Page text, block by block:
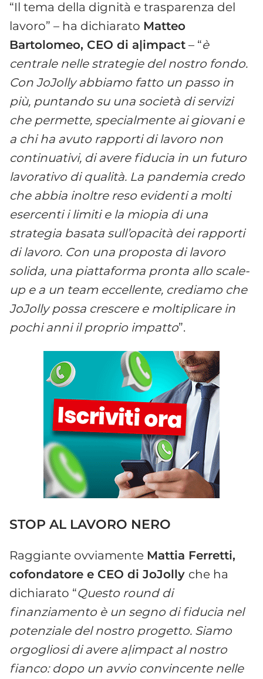
“Il tema della dignità e trasparenza del
lavoro” – ha dichiarato Matteo
Bartolomeo, CEO di a|impact – “è
centrale nelle strategie del nostro fondo.
Con JoJolly abbiamo fatto un passo in
più, puntando su una società di servizi
che permette, specialmente ai giovani e
a chi ha avuto rapporti di lavoro non
continuativi, di avere fiducia in un futuro
lavorativo di qualità. La pandemia credo
che abbia inoltre reso evidenti a molti
esercenti i limiti e la miopia di una
strategia basata sull’opacità dei rapporti
di lavoro. Con una proposta di lavoro
solida, una piattaforma pronta allo scale-
up e a un team eccellente, crediamo che
JoJolly possa crescere e moltiplicare in
pochi anni il proprio impatto”.
STOP AL LAVORO NERO
Raggiante ovviamente Mattia Ferretti,
cofondatore e CEO di JoJolly che ha
dichiarato “Questo round di
finanziamento è un segno di fiducia nel
potenziale del nostro progetto. Siamo
orgogliosi di avere a|impact al nostro
fianco: dopo un avvio convincente nelle